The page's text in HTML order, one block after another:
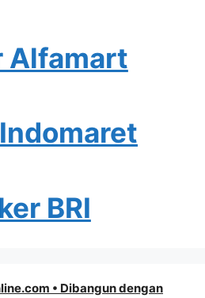
Alfamart
BRI
• Dibangun dengan